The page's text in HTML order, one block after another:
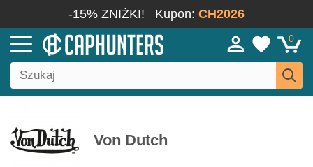
-15% ZNIŻKI! Kupon: CH2026
0
Von Dutch